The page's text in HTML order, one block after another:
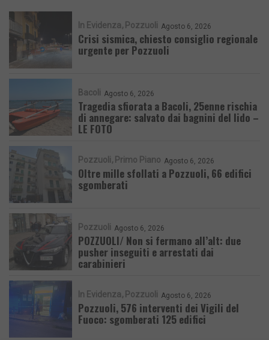
In Evidenza Pozzuoli Agosto 6, 2026
Crisi sismica, chiesto consiglio regionale
urgente per Pozzuoli
Bacoli Agosto 6, 2026
Tragedia sfiorata a Bacoli, 25enne rischia
di annegare: salvato dai bagnini del lido –
LE FOTO
Pozzuoli Primo Piano Agosto 6, 2026
Oltre mille sfollati a Pozzuoli, 66 edifici
sgomberati
Pozzuoli Agosto 6, 2026
POZZUOLI/ Non si fermano all’alt: due
pusher inseguiti e arrestati dai
carabinieri
In Evidenza Pozzuoli Agosto 6, 2026
Pozzuoli, 576 interventi dei Vigili del
Fuoco: sgomberati 125 edifici